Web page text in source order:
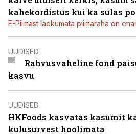
kahekordistus kui ka sulas
E-Piimast laekumata piimaraha on
UUDISED
Rahvusvaheline fond
kasvu
UUDISED
HKFoods kasvatas kasumit
kulusurvest hoolimata